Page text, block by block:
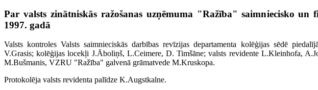
Par valsts zinātniskās ražošanas uzņēmuma "Ražība" saimniecisko un
1997. gadā
Valsts kontroles Valsts saimnieciskās darbības revīzijas departamenta kolēģijas sēdē
V.Grasis; kolēģijas locekļi J.Āboliņš, L.Ceimere, D. Timšāne; valsts revidente L.Kleinhofa,
M.Bušmanis, VZRU "Ražība" galvenā grāmatvede M.Kruskopa.
Protokolēja valsts revidenta palīdze K.Augstkalne.